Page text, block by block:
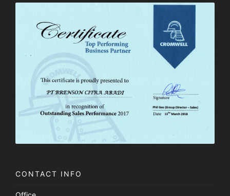
CONTACT INFO